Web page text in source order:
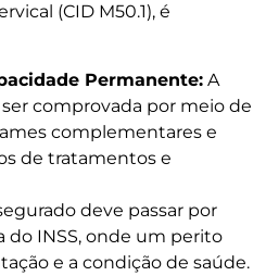
(CID M50.1), é
Permanente: A
comprovada por meio de
complementares e
de tratamentos e
deve passar por
do INSS, onde um perito
e a condição de saúde.